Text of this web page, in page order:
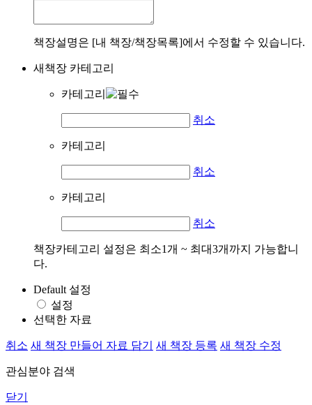
책장설명은 [내 책장/책장목록]에서 수정할 수 있습니다.
새책장 카테고리
카테고리
취소
카테고리
취소
카테고리
취소
책장카테고리 설정은 최소1개 ~ 최대3개까지 가능합니
다.
Default 설정
설정
선택한 자료
취소 새 책장 만들어 자료 담기 새 책장 등록 새 책장 수정
관심분야 검색
닫기